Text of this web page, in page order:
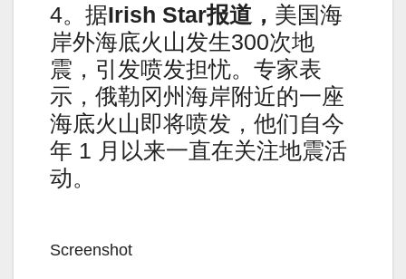
4。据Irish Star报道， 美国海
岸外海底火山发生300次地
震，引发喷发担忧。专家表
示，俄勒冈州海岸附近的一座
海底火山即将喷发，他们自今
年 1 月以来一直在关注地震活
动。
Screenshot